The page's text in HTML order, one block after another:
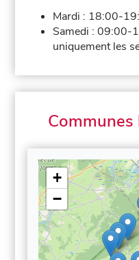
Mardi : 18:00-
Samedi :09:00-
uniquement les
+
−